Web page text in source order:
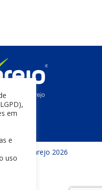
| InfoVarejo 2026
em
e
uso